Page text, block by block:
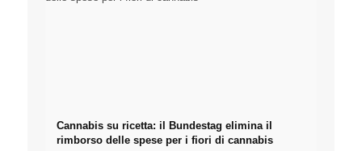
Cannabis su ricetta: il Bundestag elimina il
rimborso delle spese per i fiori di cannabis